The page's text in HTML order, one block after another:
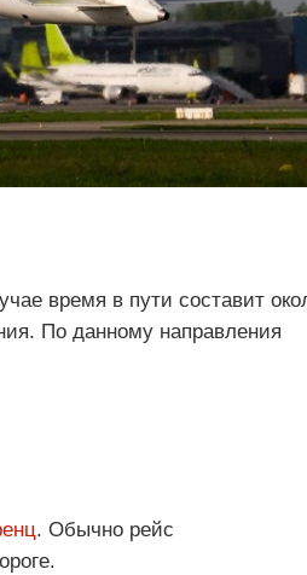
время в пути составит
По данному направления
. Обычно рейс